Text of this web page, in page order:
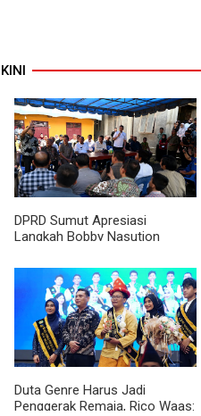
DPRD Sumut Apresiasi
Langkah Bobby Nasution
Dinilai Percepat Pembangunan
Duta Genre Harus Jadi
Penggerak Remaja, Rico Waas: